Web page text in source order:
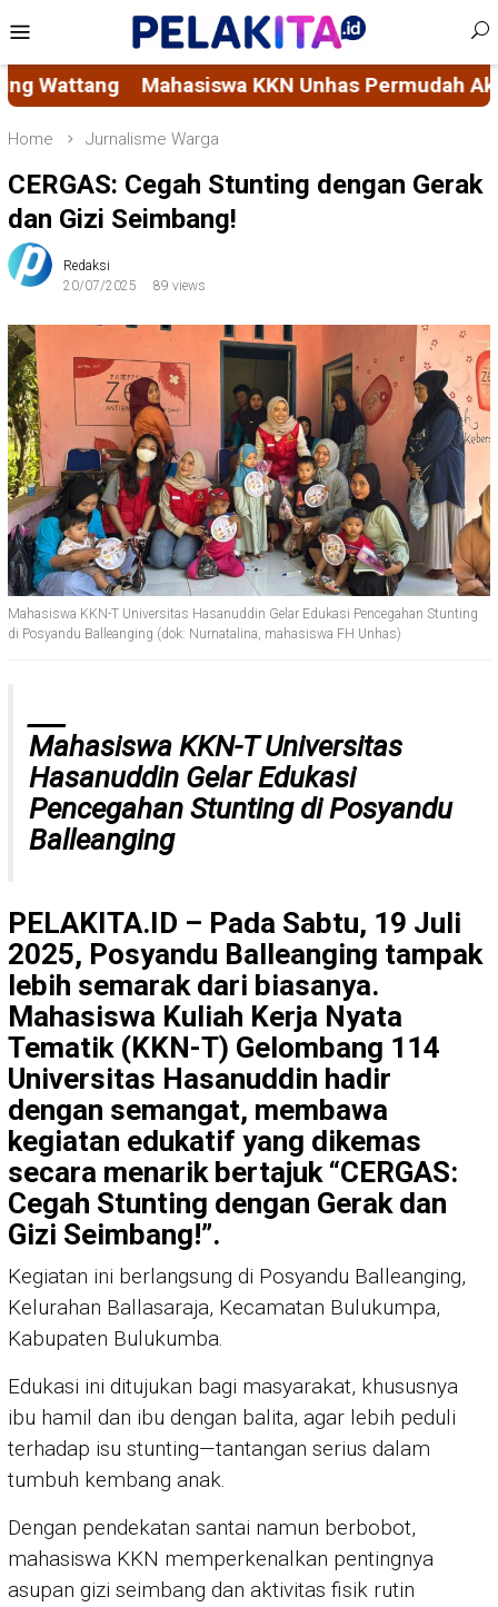
to
content
Menu
Permudah Akses Layanan Sosial Masyarakat
Home Jurnalisme Warga
CERGAS: Cegah Stunting dengan Gerak
dan Gizi Seimbang!
Redaksi
20/07/2025
89 views
Mahasiswa KKN-T Universitas Hasanuddin Gelar Edukasi Pencegahan Stunting
di Posyandu Balleanging (dok: Nurnatalina, mahasiswa FH Unhas)
___
Mahasiswa KKN-T Universitas
Hasanuddin Gelar Edukasi
Pencegahan Stunting di Posyandu
Balleanging
PELAKITA.ID – Pada Sabtu, 19 Juli
2025, Posyandu Balleanging tampak
lebih semarak dari biasanya.
Mahasiswa Kuliah Kerja Nyata
Tematik (KKN-T) Gelombang 114
Universitas Hasanuddin hadir
dengan semangat, membawa
kegiatan edukatif yang dikemas
secara menarik bertajuk “CERGAS:
Cegah Stunting dengan Gerak dan
Gizi Seimbang!”.
Kegiatan ini berlangsung di Posyandu Balleanging,
Kelurahan Ballasaraja, Kecamatan Bulukumpa,
Kabupaten Bulukumba.
Edukasi ini ditujukan bagi masyarakat, khususnya
ibu hamil dan ibu dengan balita, agar lebih peduli
terhadap isu stunting—tantangan serius dalam
tumbuh kembang anak.
Dengan pendekatan santai namun berbobot,
mahasiswa KKN memperkenalkan pentingnya
asupan gizi seimbang dan aktivitas fisik rutin